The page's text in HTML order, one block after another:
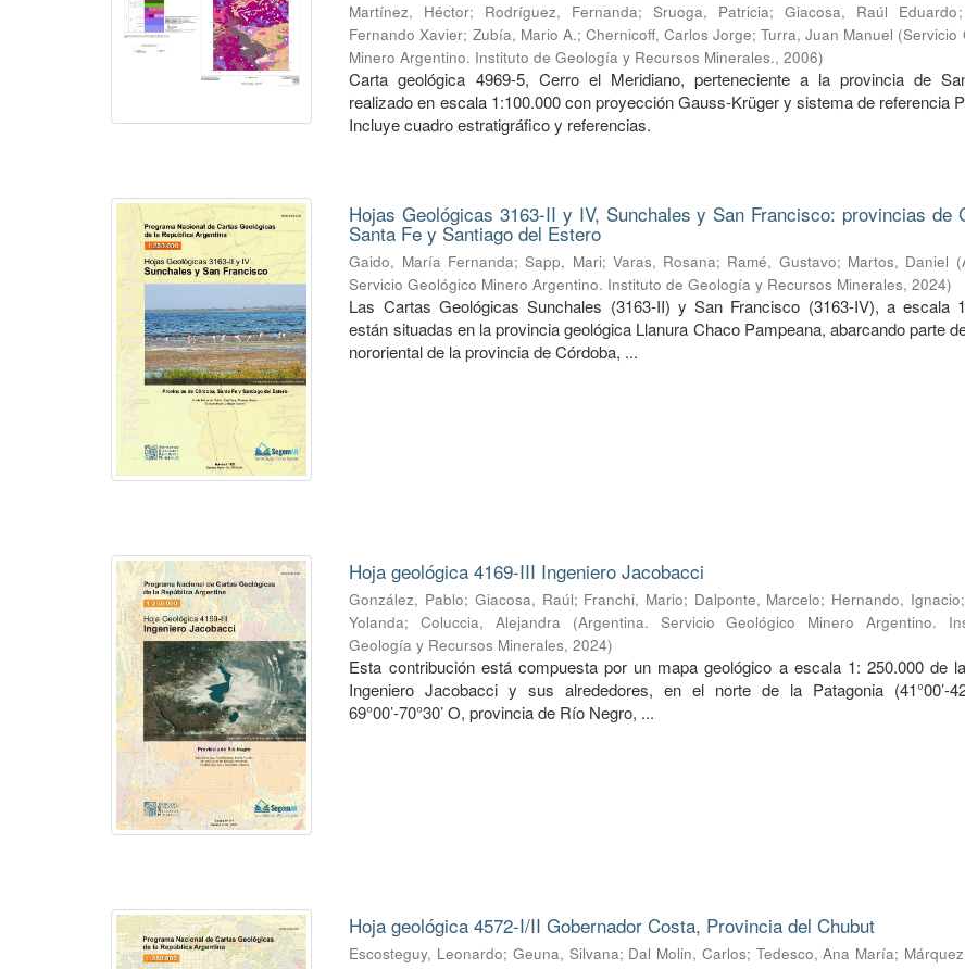
Martínez, Héctor; Rodríguez, Fernanda;Sruoga, Patricia;Giacosa, Raúl Eduardo;
Fernando Xavier; Zubía, Mario A.; Chernicoff, Carlos Jorge;Turra, Juan Manuel (Servicio
Minero Argentino. Instituto de Geología y Recursos Minerales.,2006)
Carta geológica 4969-5, Cerro el Meridiano, perteneciente a la provincia de
realizado en escala 1:100.000 con proyección Gauss-Krüger y sistema de referencia
Incluye cuadro estratigráfico y referencias.
Hojas Geológicas 3163-II y IV, Sunchales y San Francisco: provincias de
Santa Fe y Santiago del Estero
Gaido, María Fernanda;Sapp, Mari; Varas, Rosana; Ramé, Gustavo; Martos, Daniel (
Servicio Geológico Minero Argentino. Instituto de Geología y Recursos Minerales,2024)
Las Cartas Geológicas Sunchales (3163-II) y San Francisco (3163-IV), a escala
están situadas en la provincia geológica Llanura Chaco Pampeana, abarcando parte
nororiental de la provincia de Córdoba, ...
Hoja geológica 4169-III Ingeniero Jacobacci
González, Pablo; Giacosa, Raúl; Franchi, Mario; Dalponte, Marcelo; Hernando, Ignacio;
Yolanda;Coluccia, Alejandra (Argentina. Servicio Geológico Minero Argentino.
Geología y Recursos Minerales,2024)
Esta contribución está compuesta por un mapa geológico a escala 1: 250.000 de
Ingeniero Jacobacci y sus alrededores, en el norte de la Patagonia (41°00’-
69°00’-70°30’ O, provincia de Río Negro, ...
Hoja geológica 4572-I/II Gobernador Costa, Provincia del Chubut
Escosteguy, Leonardo; Geuna, Silvana; Dal Molin, Carlos; Tedesco, Ana María;